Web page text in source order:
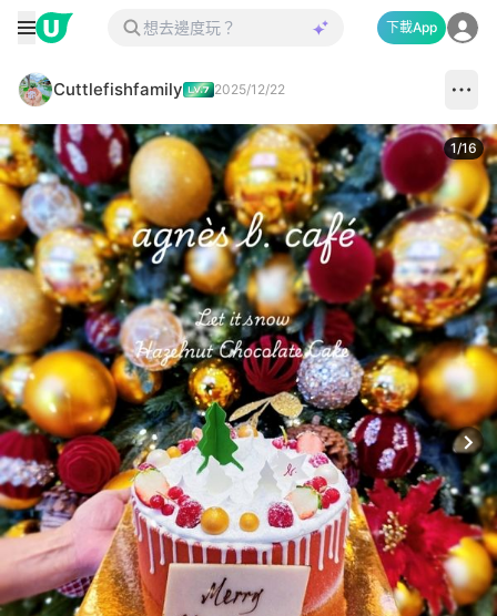
下載App
Cuttlefishfamily 2025/12/22
1/16